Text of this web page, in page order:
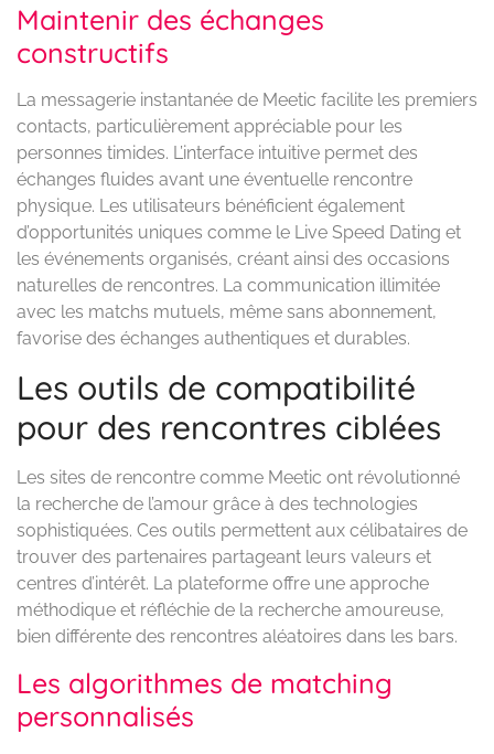
Maintenir des échanges
constructifs
La messagerie instantanée de Meetic facilite les premiers
contacts, particulièrement appréciable pour les
personnes timides. L’interface intuitive permet des
échanges fluides avant une éventuelle rencontre
physique. Les utilisateurs bénéficient également
d’opportunités uniques comme le Live Speed Dating et
les événements organisés, créant ainsi des occasions
naturelles de rencontres. La communication illimitée
avec les matchs mutuels, même sans abonnement,
favorise des échanges authentiques et durables.
Les outils de compatibilité
pour des rencontres ciblées
Les sites de rencontre comme Meetic ont révolutionné
la recherche de l’amour grâce à des technologies
sophistiquées. Ces outils permettent aux célibataires de
trouver des partenaires partageant leurs valeurs et
centres d’intérêt. La plateforme offre une approche
méthodique et réfléchie de la recherche amoureuse,
bien différente des rencontres aléatoires dans les bars.
Les algorithmes de matching
personnalisés